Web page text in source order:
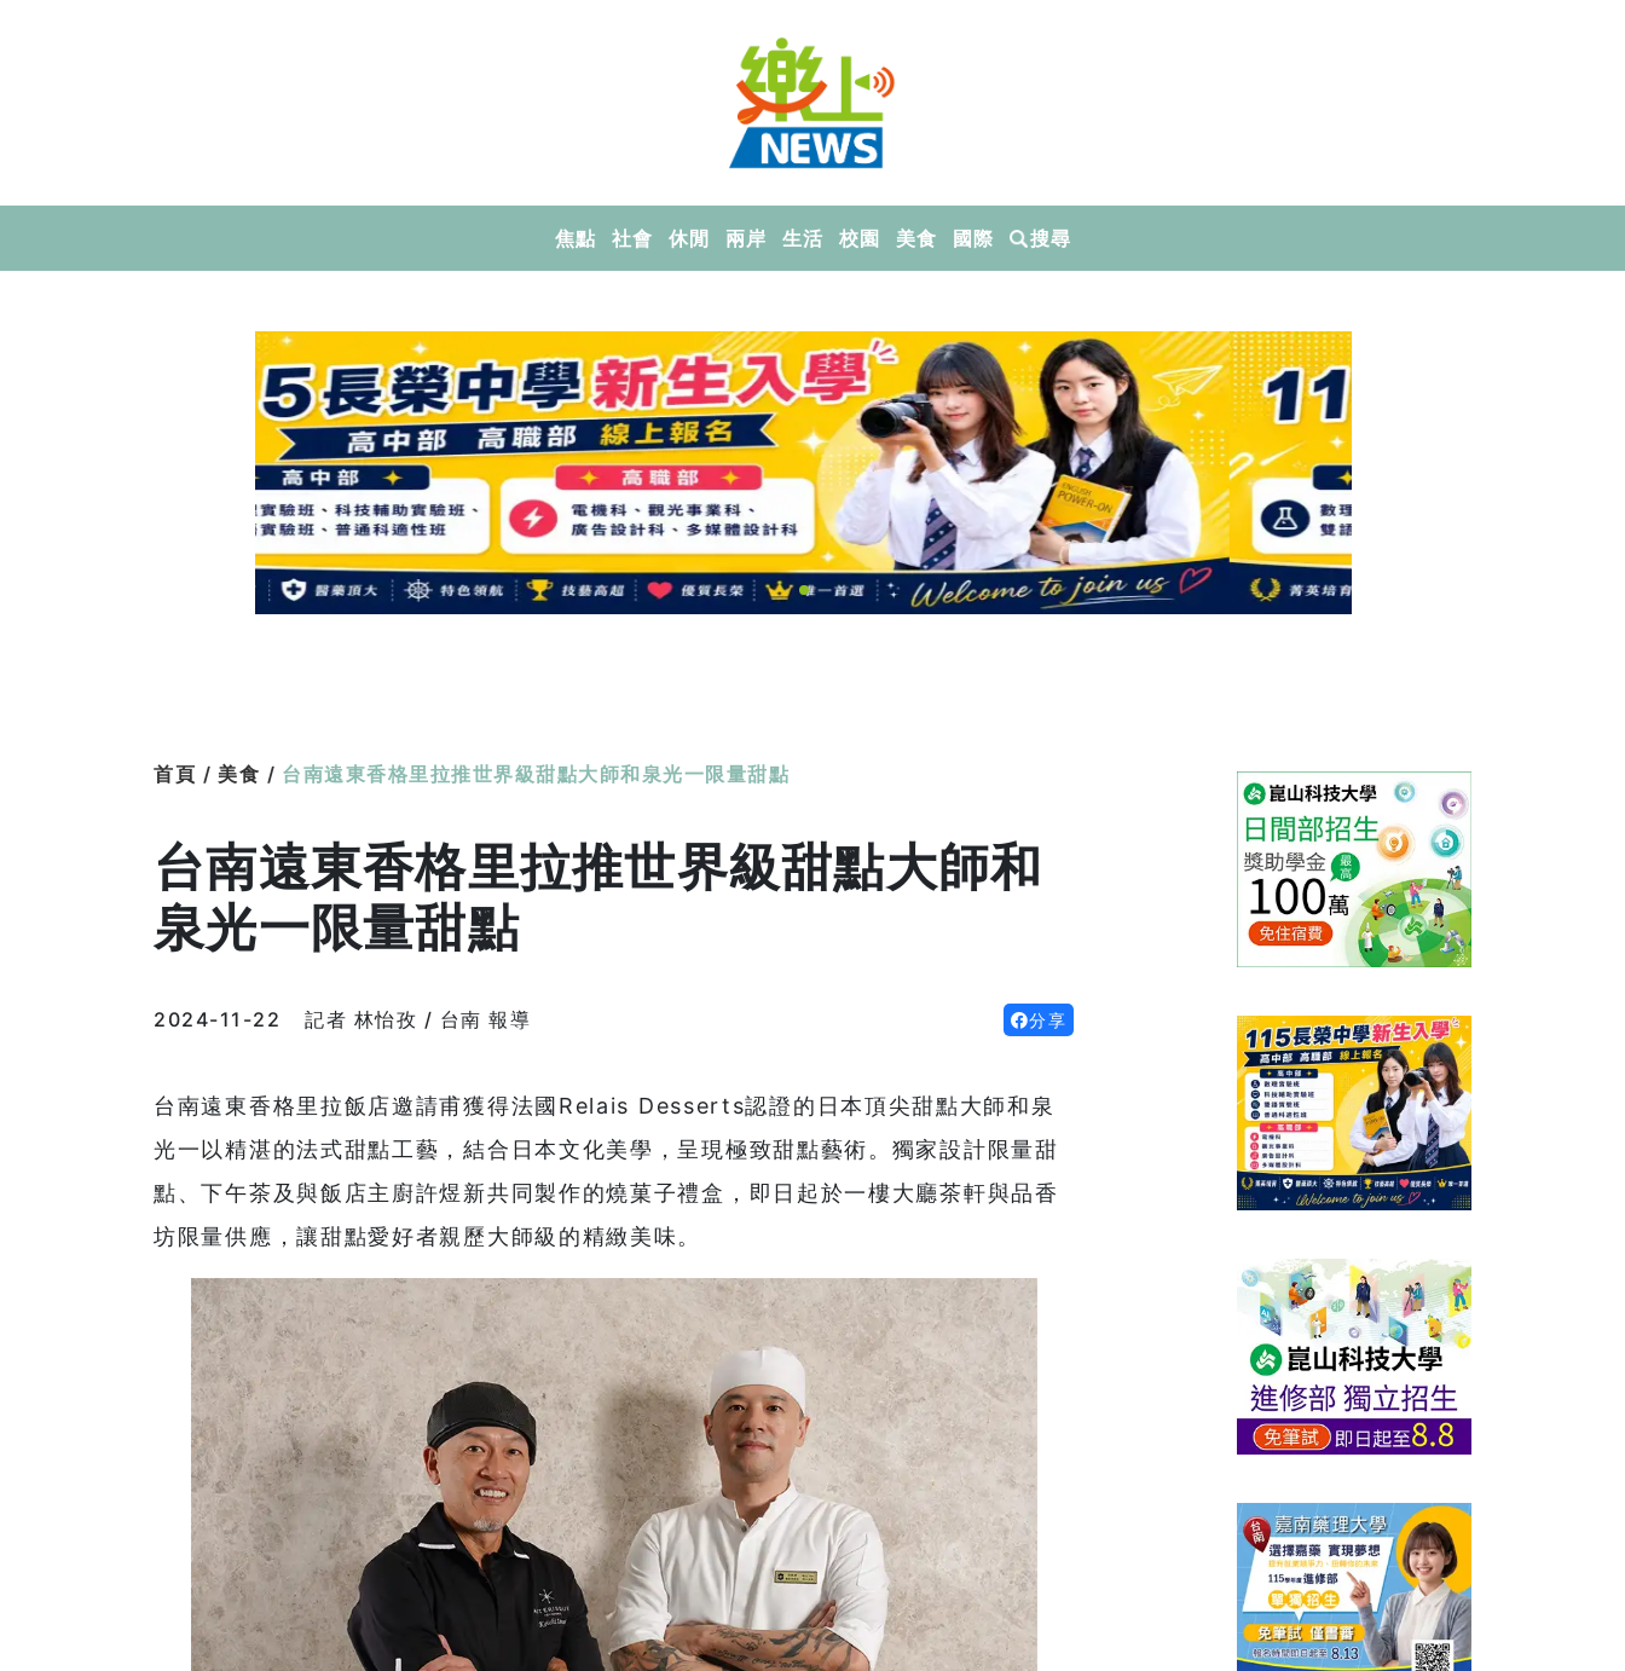
焦點 社會 休閒 兩岸 生活 校園 美食 國際 搜尋
首頁 / 美食 / 台南遠東香格里拉推世界級甜點大師和泉光一限量甜點
台南遠東香格里拉推世界級甜點大師和
泉光一限量甜點
2024-11-22 記者 林怡孜 / 台南 報導 分享
台南遠東香格里拉飯店邀請甫獲得法國Relais Desserts認證的日本頂尖甜點大師和泉
光一以精湛的法式甜點工藝，結合日本文化美學，呈現極致甜點藝術。獨家設計限量甜
點、下午茶及與飯店主廚許煜新共同製作的燒菓子禮盒，即日起於一樓大廳茶軒與品香
坊限量供應，讓甜點愛好者親歷大師級的精緻美味。